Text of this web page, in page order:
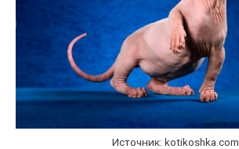
Источник: kotikoshka.com